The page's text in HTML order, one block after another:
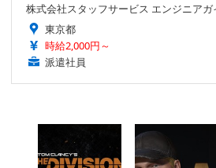
株式会社スタッフサービス エンジニアガ
東京都
時給2,000円～
派遣社員